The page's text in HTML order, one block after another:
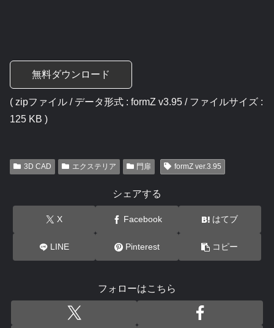
無料ダウンロード
( zipファイル / データ形式 : formZ v3.95 / ファイルサイズ :
125 KB )
3D CAD エクステリア 門扉 formZ ver.3.95
シェアする
X Facebook はてブ
LINE Pinterest コピー
フォローはこちら